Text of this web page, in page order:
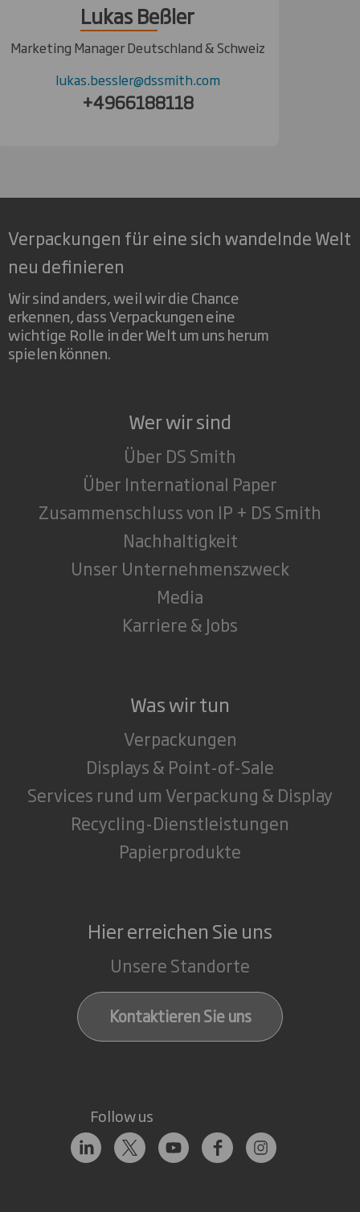
Lukas Beßler
Marketing Manager Deutschland & Schweiz
lukas.bessler@dssmith.com
+4966188118
Verpackungen für eine sich wandelnde Welt
neu definieren
Wir sind anders, weil wir die Chance
erkennen, dass Verpackungen eine
wichtige Rolle in der Welt um uns herum
spielen können.
Wer wir sind
Über DS Smith
Über International Paper
Zusammenschluss von IP + DS Smith
Nachhaltigkeit
Unser Unternehmenszweck
Media
Karriere & Jobs
Was wir tun
Verpackungen
Displays & Point-of-Sale
Services rund um Verpackung & Display
Recycling-Dienstleistungen
Papierprodukte
Hier erreichen Sie uns
Unsere Standorte
Kontaktieren Sie uns
Follow us